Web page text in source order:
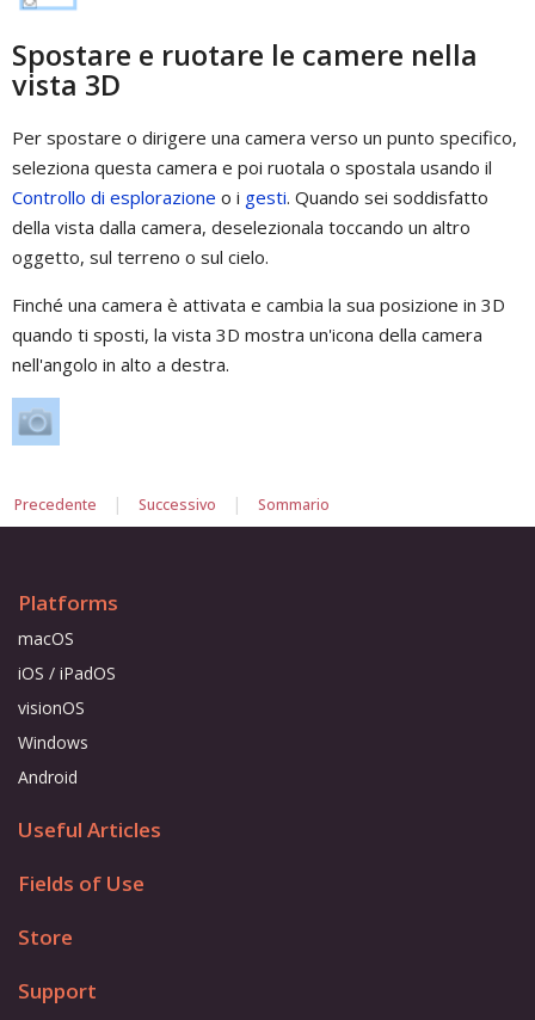
Spostare e ruotare le camere nella
vista 3D
Per spostare o dirigere una camera verso un punto specifico,
seleziona questa camera e poi ruotala o spostala usando il
Controllo di esplorazione o i gesti. Quando sei soddisfatto
della vista dalla camera, deselezionala toccando un altro
oggetto, sul terreno o sul cielo.
Finché una camera è attivata e cambia la sua posizione in 3D
quando ti sposti, la vista 3D mostra un'icona della camera
nell'angolo in alto a destra.
Precedente | Successivo | Sommario
Platforms
macOS
iOS / iPadOS
visionOS
Windows
Android
Useful Articles
Fields of Use
Store
Support